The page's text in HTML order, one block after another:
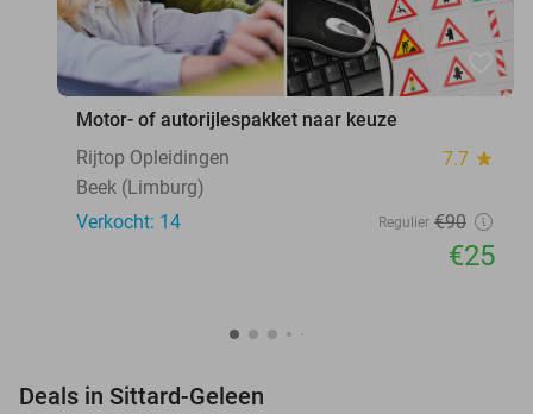
favorite_border
Motor- of autorijlespakket naar keuze
Rijtop Opleidingen
7.7 star
Beek (Limburg)
Verkocht: 14
Regulier €90
€25
Deals in Sittard-Geleen